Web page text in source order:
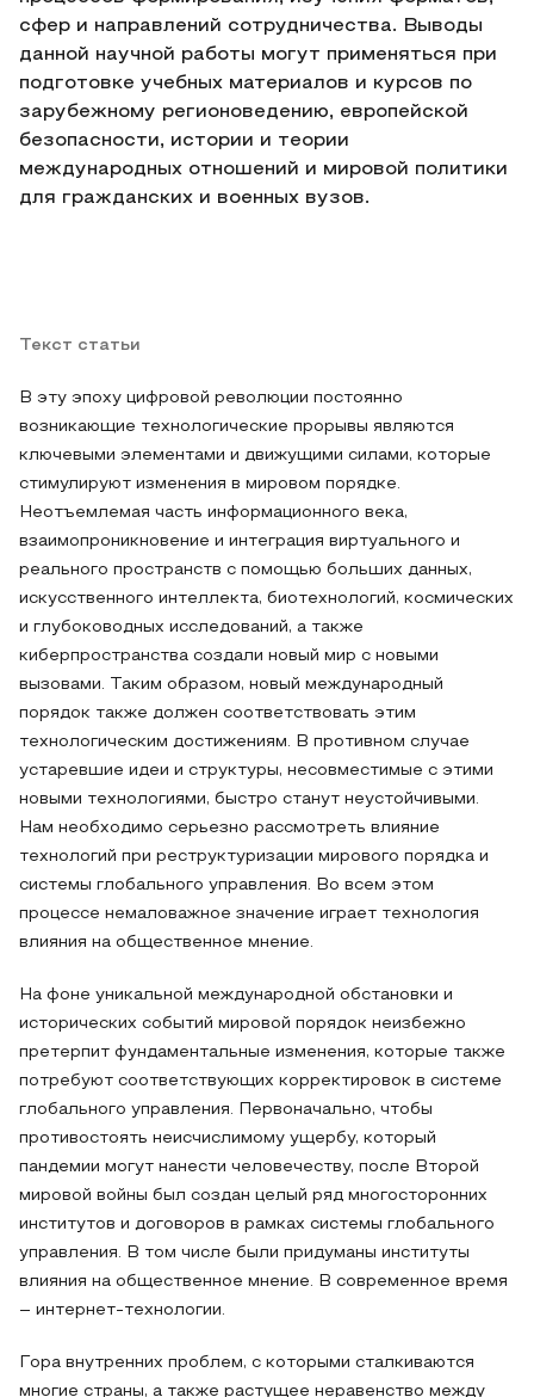
сфер и направлений сотрудничества. Выводы
данной научной работы могут применяться при
подготовке учебных материалов и курсов по
зарубежному регионоведению, европейской
безопасности, истории и теории
международных отношений и мировой политики
для гражданских и военных вузов.
Текст статьи
В эту эпоху цифровой революции постоянно
возникающие технологические прорывы являются
ключевыми элементами и движущими силами, которые
стимулируют изменения в мировом порядке.
Неотъемлемая часть информационного века,
взаимопроникновение и интеграция виртуального и
реального пространств с помощью больших данных,
искусственного интеллекта, биотехнологий, космических
и глубоководных исследований, а также
киберпространства создали новый мир с новыми
вызовами. Таким образом, новый международный
порядок также должен соответствовать этим
технологическим достижениям. В противном случае
устаревшие идеи и структуры, несовместимые с этими
новыми технологиями, быстро станут неустойчивыми.
Нам необходимо серьезно рассмотреть влияние
технологий при реструктуризации мирового порядка и
системы глобального управления. Во всем этом
процессе немаловажное значение играет технология
влияния на общественное мнение.
На фоне уникальной международной обстановки и
исторических событий мировой порядок неизбежно
претерпит фундаментальные изменения, которые также
потребуют соответствующих корректировок в системе
глобального управления. Первоначально, чтобы
противостоять неисчислимому ущербу, который
пандемии могут нанести человечеству, после Второй
мировой войны был создан целый ряд многосторонних
институтов и договоров в рамках системы глобального
управления. В том числе были придуманы институты
влияния на общественное мнение. В современное время
– интернет-технологии.
Гора внутренних проблем, с которыми сталкиваются
многие страны, а также растущее неравенство между